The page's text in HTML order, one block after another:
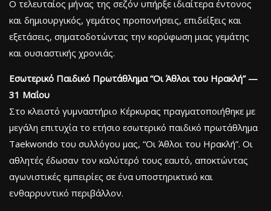
Ο τελευταίος μήνας της σεζόν υπήρξε ιδιαίτερα έντονος
και δημιουργικός, γεμάτος προπονήσεις, επιδείξεις και
εξετάσεις, σηματοδοτώντας την κορύφωση μιας γεμάτης
και ουσιαστικής χρονιάς.
Εσωτερικό Παιδικό Πρωτάθλημα “Οι Άθλοι του Ηρακλή” —
31 Μαΐου
Στο κλειστό γυμναστήριο Κέρκυρας πραγματοποιήθηκε με
μεγάλη επιτυχία το ετήσιο εσωτερικό παιδικό πρωτάθλημα
Taekwondo του συλλόγου μας, “Οι Άθλοι του Ηρακλή”. Οι
αθλητές έδωσαν τον καλύτερό τους εαυτό, αποκτώντας
αγωνιστικές εμπειρίες σε ένα υποστηρικτικό και
ενθαρρυντικό περιβάλλον.